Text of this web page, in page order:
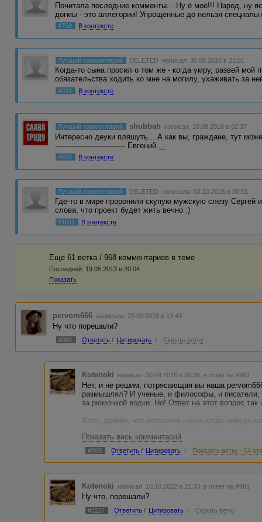
Почитала последние комменты... Ну ё моё!!! Народ, ну
догмы - это аллегории! Упрощенные до нельзя
#758 В контексте
Лучший комментарий DELETED написал 30.08.2016 в 21:01
Когда-то сына просил о том же - когда умру, развей мой
обязательства ходить ко мне на могилу, ухаживать за
#931 В контексте
Лучший комментарий shubbah написал 28.08.2016 в 02:37
Интересно деуки пляшуть... А как вы, граждане, тут
------------------------------ Евгений
#863 В контексте
Лучший комментарий DELETED написала 02.10.2016 в 00:01
Где-то в мире проронили скупую мужскую слезу
слова, что проект будет жить вечно :)
#1011 В контексте
Еще 61 ветка / 968 комментариев в темe
Последний: 19.05.2013 в 20:04
Показать
pervom666 написала 29.09.2016 в 13:43
Ну что порешали?
#981 Ответить / Цитировать / Скрыть ветку
Kotenoki написал 30.09.2016 в 00:39 в ответ на #981
Нет, и не решим, потрясающая вы наша
размышлял? И ученые, и философы, и писатели,
за рюмочкой водки. Но! Ответ на этот вопрос
Хотя, думаю, что возможно наука когда-нибудь
Во всяком случае, имея ограниченный запас
тратить время на ерунду, а наслаждаться
Я считаю, что главное в этой жизни - это красота!
Жить и умереть стоит хотя бы ради того, чтобы
чашу, наполненную пенистым напитком под
Смаковать каждый глоток, каждое ощущение.
Показать весь комментарий
#999 Ответить / Цитировать / Показать ветку - 14
Kotenoki написал 10.10.2022 в 21:33 в ответ на #981
Ну что, порешали?
#1127 Ответить / Цитировать / Скрыть ветку